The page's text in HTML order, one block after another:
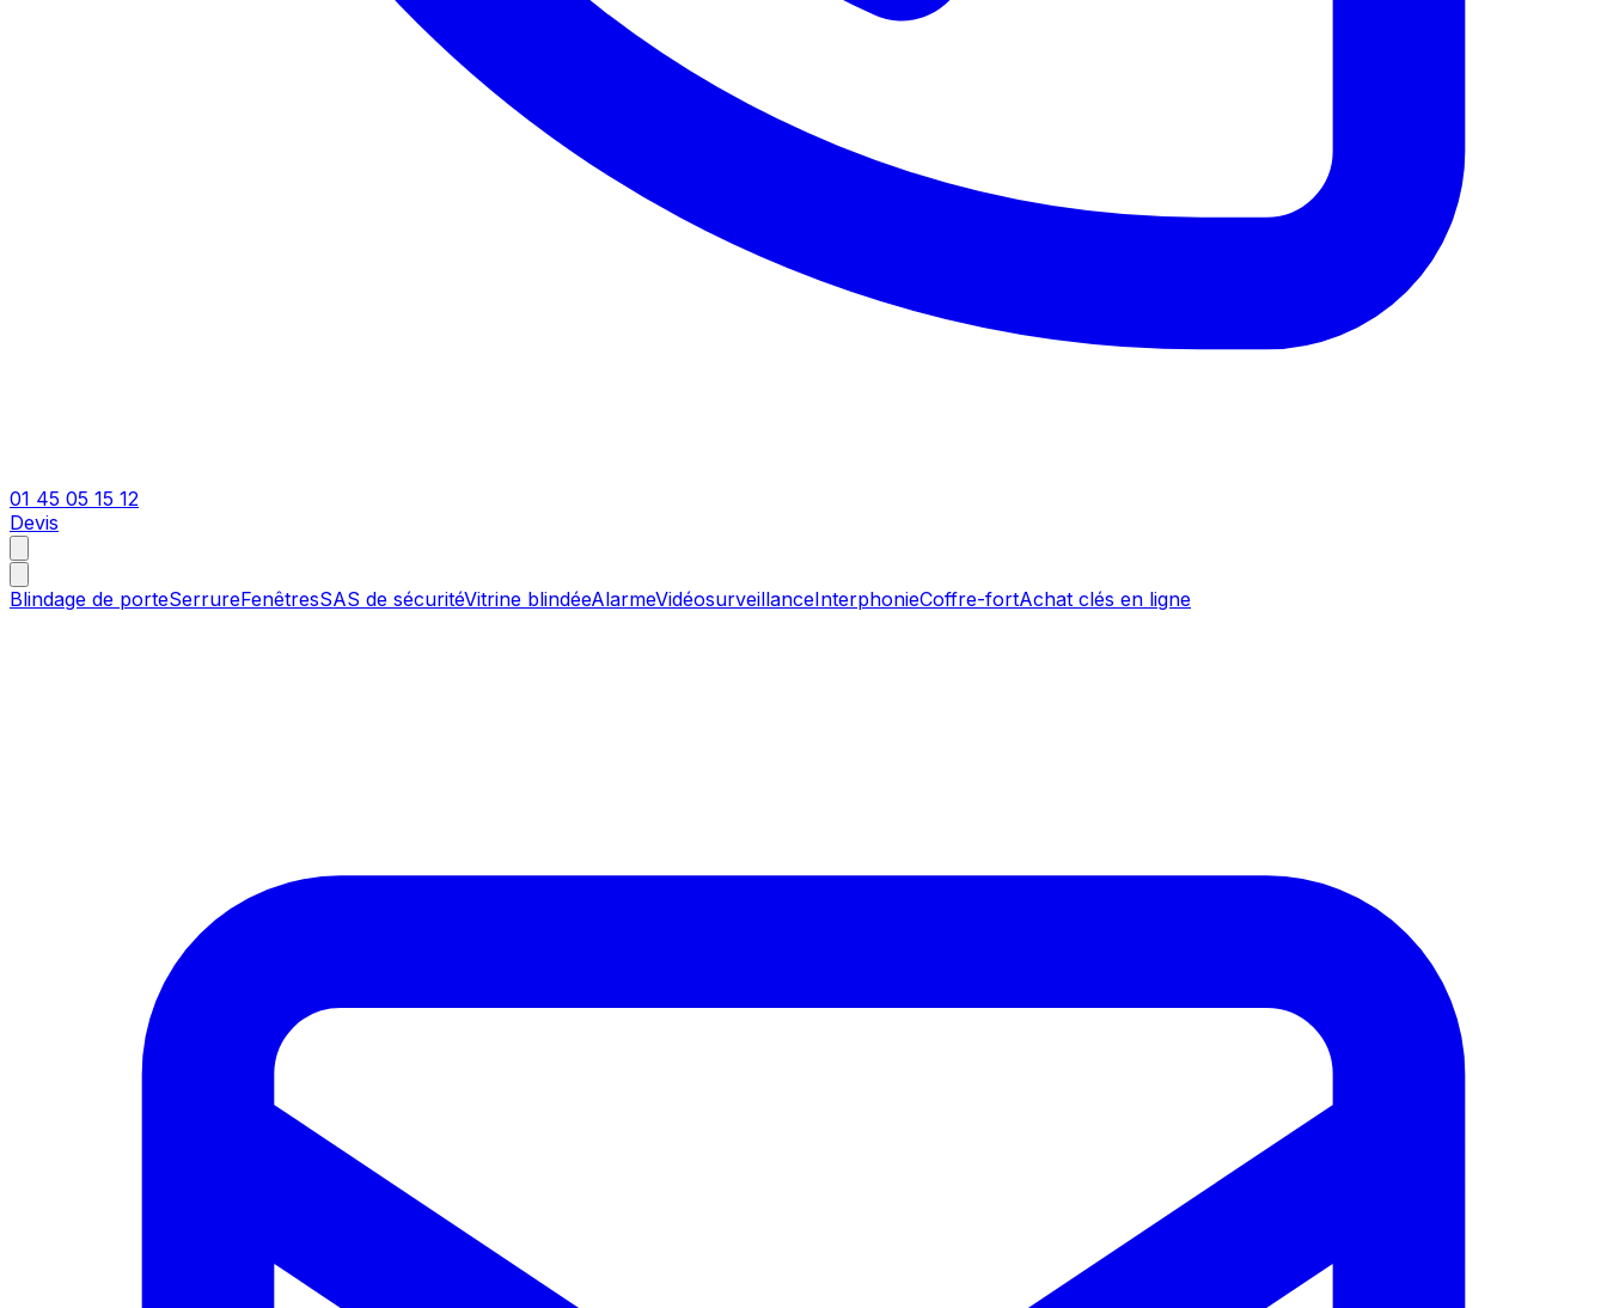
01 45 05 15 12
Devis
Blindage de porteSerrureFenêtresSAS de sécuritéVitrine blindéeAlarmeVidéosurveillanceInterphonieCoffre-fortAchat clés en ligne